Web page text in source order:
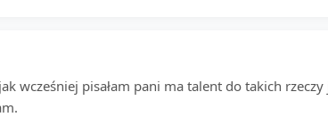
wcześniej pisałam pani ma talent do takich